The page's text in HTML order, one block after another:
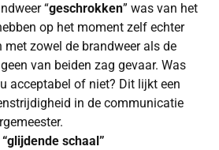
“geschrokken” was van het
op het moment zelf echter
met zowel de brandweer als de
van beiden zag gevaar. Was
acceptabel of niet? Dit lijkt een
in de communicatie
schaal”